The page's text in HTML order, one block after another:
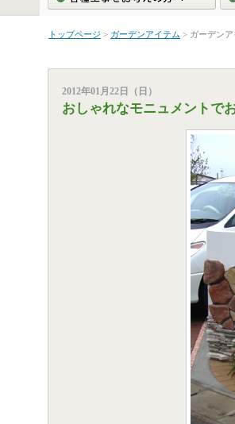
トップページ > ガーデンアイテム > ガーデン
2012年01月22日（日）
おしゃれなモニュメントで